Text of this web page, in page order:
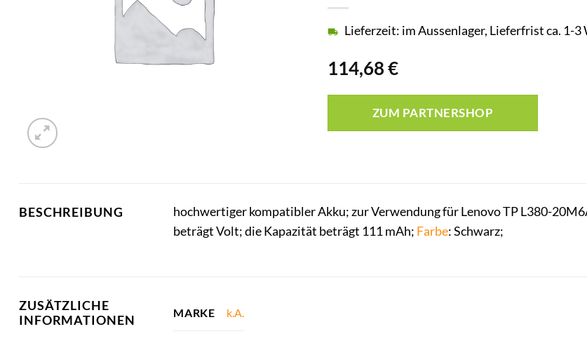
114,68€
Lieferzeit: im Aussenlager, Lieferfrist ca. 1-3
ZUM PARTNERSHOP
BESCHREIBUNG
hochwertiger kompatibler Akku; zur Verwendung für Lenovo TP L380-
beträgt Volt; die Kapazität beträgt 111 mAh; Farbe: Schwarz;
ZUSÄTZLICHE
INFORMATIONEN
MARKE k.A.